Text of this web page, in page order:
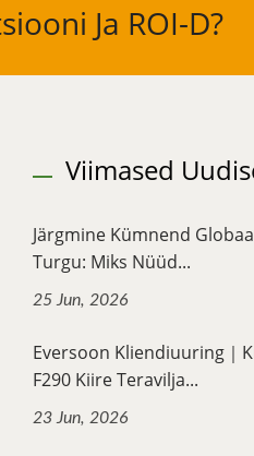
Ja ROI-D?
Viimased
Järgmine Kümnend
Turgu: Miks Nüüd...
25 Jun, 2026
Eversoon Kliendiuuring｜
F290 Kiire Teravilja...
23 Jun, 2026